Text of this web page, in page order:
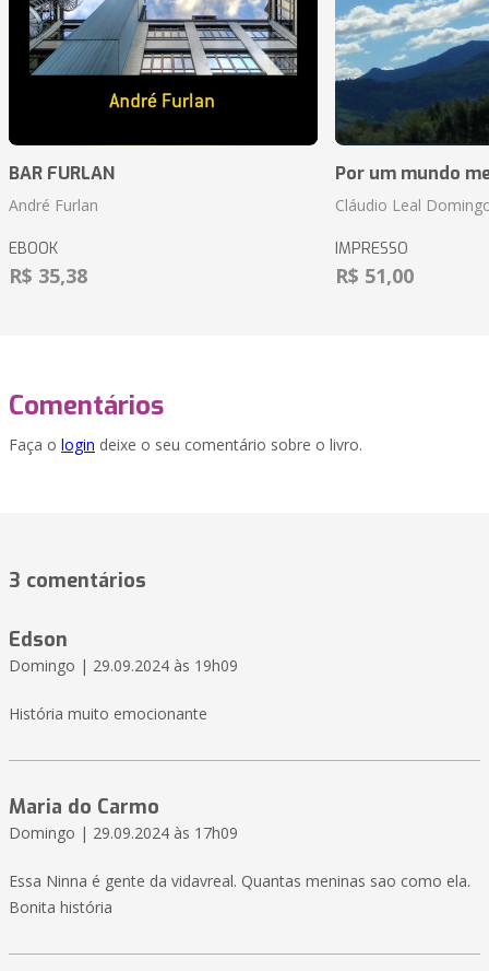
BAR FURLAN
André Furlan
EBOOK
R$ 35,38
Por um mundo
Cláudio Leal
IMPRESSO
R$ 51,00
Comentários
Faça o login deixe o seu comentário sobre o livro.
3 comentários
Edson
Domingo | 29.09.2024 às 19h09
História muito emocionante
Maria do Carmo
Domingo | 29.09.2024 às 17h09
Essa Ninna é gente da vidavreal. Quantas meninas sao como ela.
Bonita história